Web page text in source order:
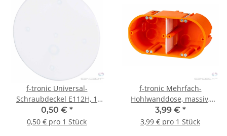
f-tronic Universal-
Schraubdeckel E112H, 1
Stück
0,50 € *
0,50 € pro 1 Stück
f-tronic Mehrfach-
Hohlwanddose, massiv,
HW20, 2-fach, 1 Stück
3,99 € *
3,99 € pro 1 Stück